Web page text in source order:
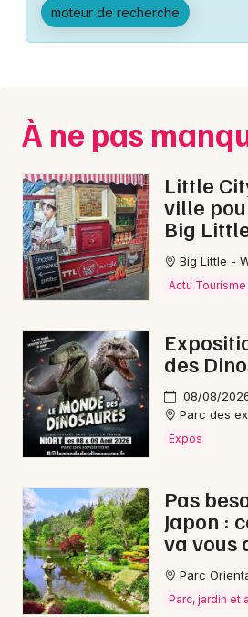
Foires & salons
Sports
Soirées
Sorties famille
Expos
Musique classique en
Musique classique dans les
Newsletter des sorties
Artistes en tournée
Actus à Château-Gontier-sur-
Montpellier
Paris
Strasbourg
Toulouse
Toutes les villes
moteur de recherche
À ne pas
Little
ville
Big
Big Little -
Actu
des
08/08/
Parc des
Expos
Pas
Japon :
va vous
Parc
Parc, jardin et